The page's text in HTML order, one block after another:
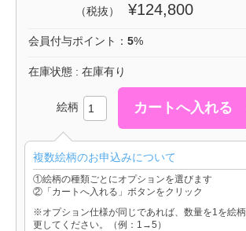
（税抜） ¥124,800
会員付与ポイント： 5%
在庫状態 : 在庫有り
絵柄
複数絵柄のお申込みについて
①絵柄の種類ごとにオプションを選びます
②「カートへ入れる」ボタンをクリック
※オプション仕様が同じであれば、数量を1を絵
更してください。（例：1→5）